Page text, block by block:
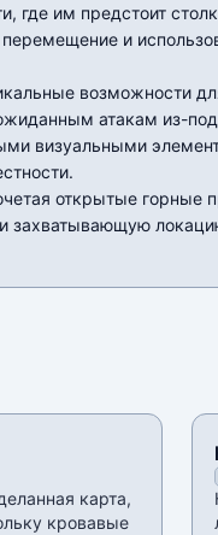
где им предстоит
и
возможности
атакам из-
визуальными
открытые горные
захватывающую
карта,
кровавые